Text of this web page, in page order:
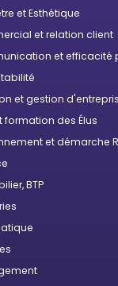
et Esthétique
et relation client
et efficacité
et gestion
formation des Élus
et démarche
BTP